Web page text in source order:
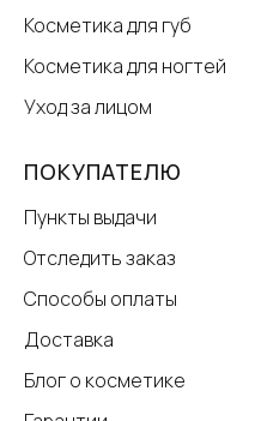
Косметика для губ
Косметика для ногтей
Уход за лицом
ПОКУПАТЕЛЮ
Пункты выдачи
Отследить заказ
Способы оплаты
Доставка
Блог о косметике